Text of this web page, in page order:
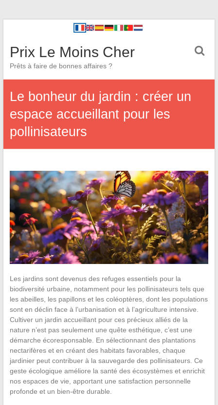
Prix Le Moins Cher
Prêts à faire de bonnes affaires ?
Le bonheur du jardin : créer un
espace accueillant pour les
pollinisateurs
Les jardins sont devenus des refuges essentiels pour la
biodiversité urbaine, notamment pour les pollinisateurs tels que
les abeilles, les papillons et les coléoptères, dont les populations
sont en déclin face à l’urbanisation et à l’agriculture intensive.
Cultiver un jardin accueillant pour ces précieux alliés de la
nature n’est pas seulement une quête esthétique, c’est une
démarche écoresponsable. En sélectionnant des plantations
nectarifères et en créant des habitats favorables, chaque
jardinier peut contribuer à la sauvegarde des pollinisateurs. Ce
geste écologique améliore la santé des écosystèmes et enrichit
nos espaces de vie, apportant une satisfaction personnelle
profonde et un bien-être durable.